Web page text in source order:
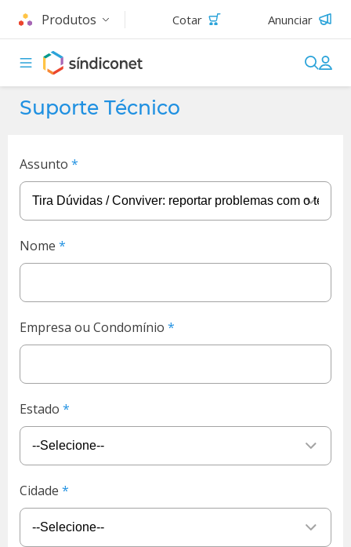
Produtos Cotar Anunciar
Suporte Técnico
Assunto
Nome
Empresa ou Condomínio
Estado
Cidade